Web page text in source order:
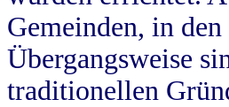
Gemeinden, in
Übergangsweise
traditionellen